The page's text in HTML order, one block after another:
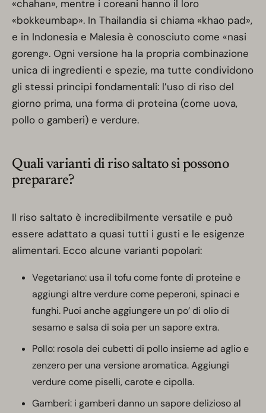
«chahan», mentre i coreani hanno il loro
«bokkeumbap». In Thailandia si chiama «khao pad»,
e in Indonesia e Malesia è conosciuto come «nasi
goreng». Ogni versione ha la propria combinazione
unica di ingredienti e spezie, ma tutte condividono
gli stessi principi fondamentali: l’uso di riso del
giorno prima, una forma di proteina (come uova,
pollo o gamberi) e verdure.
Quali varianti di riso saltato si possono
preparare?
Il riso saltato è incredibilmente versatile e può
essere adattato a quasi tutti i gusti e le esigenze
alimentari. Ecco alcune varianti popolari:
Vegetariano: usa il tofu come fonte di proteine e
aggiungi altre verdure come peperoni, spinaci e
funghi. Puoi anche aggiungere un po’ di olio di
sesamo e salsa di soia per un sapore extra.
Pollo: rosola dei cubetti di pollo insieme ad aglio e
zenzero per una versione aromatica. Aggiungi
verdure come piselli, carote e cipolla.
Gamberi: i gamberi danno un sapore delizioso al